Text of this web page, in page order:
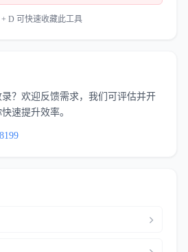
+ D 可快速收藏此工具
？欢迎反馈需求，我们可评估并开
速提升效率。